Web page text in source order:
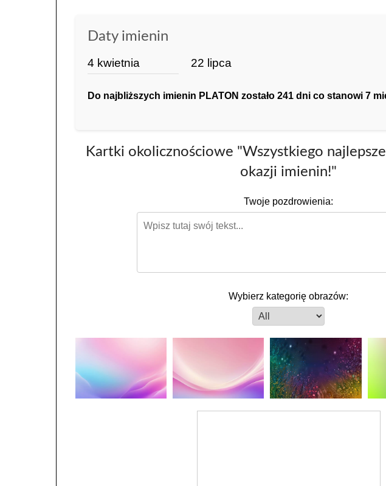
Daty imienin
4 kwietnia 22 lipca
Do najbliższych imienin PLATON zostało 241 dni co stanowi 7
Kartki okolicznościowe "Wszystkiego
okazji imienin!"
Twoje pozdrowienia:
Wybierz kategorię obrazów: